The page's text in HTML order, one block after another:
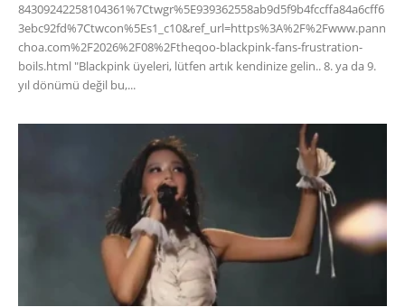
84309242258104361%7Ctwgr%5E939362558ab9d5f9b4fccffa84a6cff6
3ebc92fd%7Ctwcon%5Es1_c10&ref_url=https%3A%2F%2Fwww.pann
choa.com%2F2026%2F08%2Ftheqoo-blackpink-fans-frustration-
boils.html "Blackpink üyeleri, lütfen artık kendinize gelin.. 8. ya da 9.
yıl dönümü değil bu,...